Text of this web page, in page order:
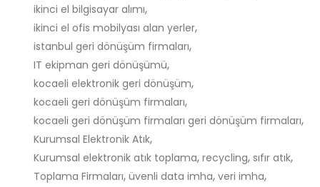
ikinci el bilgisayar alımı,
ikinci el ofis mobilyası alan yerler,
istanbul geri dönüşüm firmaları,
IT ekipman geri dönüşümü,
kocaeli elektronik geri dönüşüm,
kocaeli geri dönüşüm firmaları,
kocaeli geri dönüşüm firmaları geri dönüşüm firmaları,
Kurumsal Elektronik Atık,
Kurumsal elektronik atık toplama,recycling,sıfır atık,
Toplama Firmaları,üvenli data imha,veri imha,